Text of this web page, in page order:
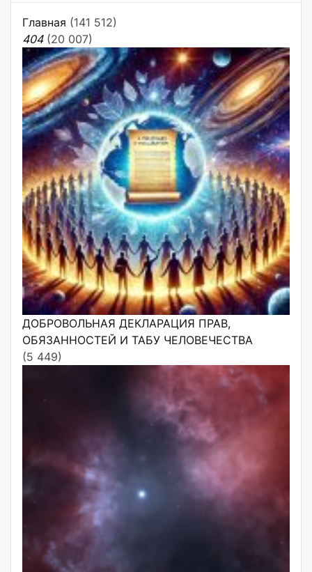
Главная (141 512)
404 (20 007)
ДОБРОВОЛЬНАЯ ДЕКЛАРАЦИЯ ПРАВ,
ОБЯЗАННОСТЕЙ И ТАБУ ЧЕЛОВЕЧЕСТВА
(5 449)